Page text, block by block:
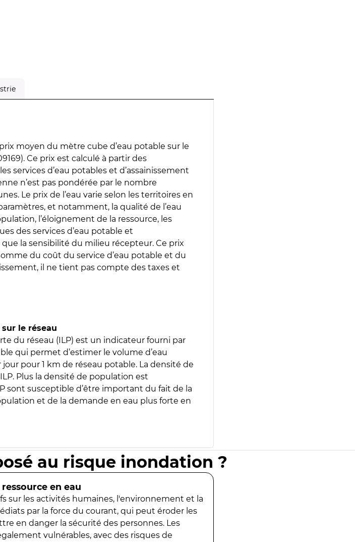
moyen du mètre cube d’eau potable sur le
Ce prix est calculé à partir des
services d’eau potables et d’assainissement
n’est pas pondérée par le nombre
Le prix de l’eau varie selon les territoires en
et notamment, la qualité de l’eau
l’éloignement de la ressource, les
des services d’eau potable et
que la sensibilité du milieu récepteur. Ce prix
du coût du service d’eau potable et du
il ne tient pas compte des taxes et
le réseau
du réseau (ILP) est un indicateur fourni par
qui permet d’estimer le volume d’eau
pour 1 km de réseau potable. La densité de
Plus la densité de population est
sont susceptible d’être important du fait de la
et de la demande en eau plus forte en
au risque inondation ?
en eau
sur les activités humaines, l'environnement et la
par la force du courant, qui peut éroder les
en danger la sécurité des personnes. Les
vulnérables, avec des risques de